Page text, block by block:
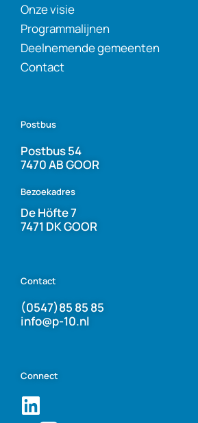
Onze visie
Programmalijnen
Deelnemende gemeenten
Contact
Postbus
Postbus 54
7470 AB GOOR
Bezoekadres
De Höfte 7
7471 DK GOOR
Contact
(0547)85 85 85
info@p-10.nl
Connect